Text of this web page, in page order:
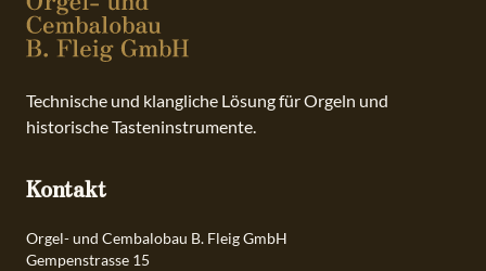
Technische und klangliche Lösung für Orgeln und
historische Tasteninstrumente.
Kontakt
Orgel- und Cembalobau B. Fleig GmbH
Gempenstrasse 15